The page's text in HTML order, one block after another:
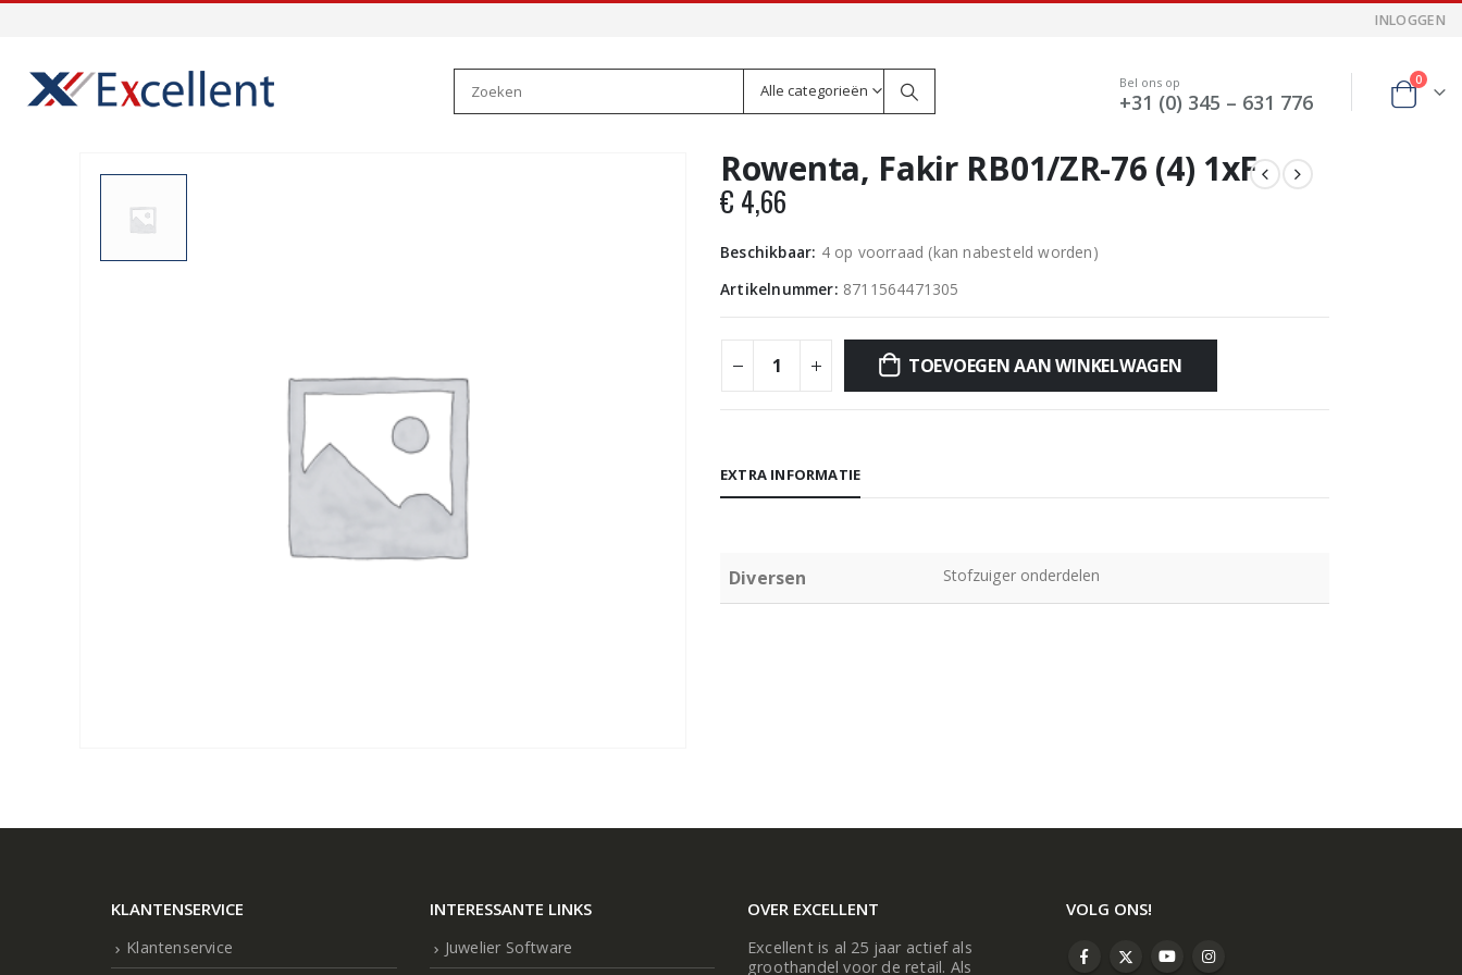
INLOGGEN
Alle categorieën Bel ons op
+31 (0) 345 – 631 776
0
Rowenta, Fakir RB01/ZR-76 (4) 1xF
€ 4,66
Beschikbaar: 4 op voorraad (kan nabesteld worden)
Artikelnummer: 8711564471305
TOEVOEGEN AAN WINKELWAGEN
EXTRA INFORMATIE
Diversen Stofzuiger onderdelen
KLANTENSERVICE
Klantenservice
INTERESSANTE LINKS
Juwelier Software
OVER EXCELLENT
Excellent is al 25 jaar actief als
groothandel voor de retail. Als
VOLG ONS!